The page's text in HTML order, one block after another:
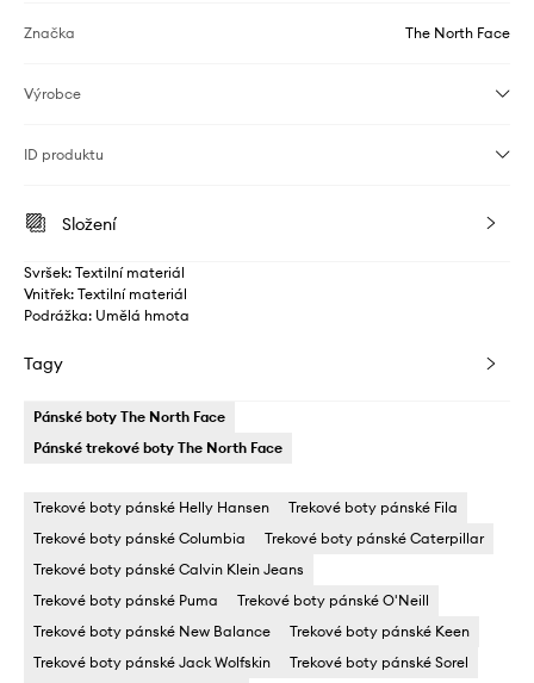
Značka The North Face
Výrobce
ID produktu
Složení
Svršek: Textilní materiál
Vnitřek: Textilní materiál
Podrážka: Umělá hmota
Tagy
Pánské boty The North Face
Pánské trekové boty The North Face
Trekové boty pánské Helly Hansen
Trekové boty pánské Fila
Trekové boty pánské Columbia
Trekové boty pánské Caterpillar
Trekové boty pánské Calvin Klein Jeans
Trekové boty pánské Puma
Trekové boty pánské O'Neill
Trekové boty pánské New Balance
Trekové boty pánské Keen
Trekové boty pánské Jack Wolfskin
Trekové boty pánské Sorel